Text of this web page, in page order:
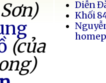
(của
Diễn
Khối